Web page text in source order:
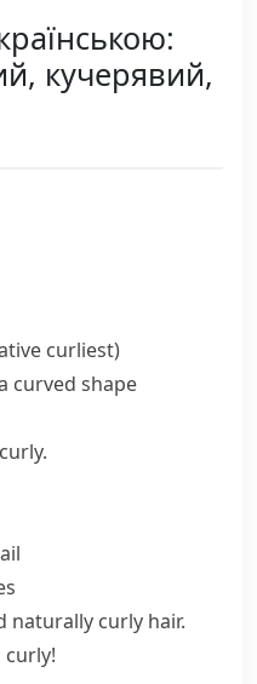
кучерявий,
curliest)
curved shape
naturally curly hair.
curly!